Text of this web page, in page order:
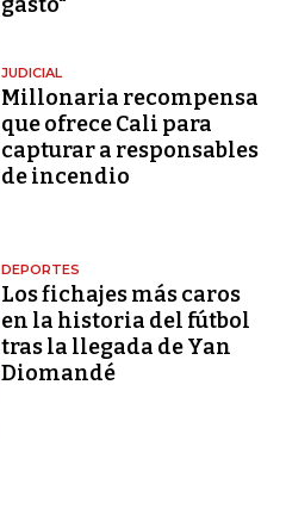
JUDICIAL
Millonaria recompensa
que ofrece Cali para
capturar a responsables
de incendio
DEPORTES
Los fichajes más caros
en la historia del fútbol
tras la llegada de Yan
Diomandé